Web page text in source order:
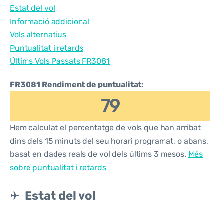
Estat del vol
Informació addicional
Vols alternatius
Puntualitat i retards
Últims Vols Passats FR3081
FR3081 Rendiment de puntualitat:
79
Hem calculat el percentatge de vols que han arribat
dins dels 15 minuts del seu horari programat, o abans,
basat en dades reals de vol dels últims 3 mesos. Més
sobre puntualitat i retards
Estat del vol